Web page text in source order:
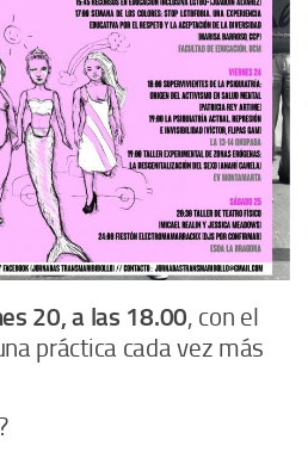
20, a las 18.00, con el
práctica cada vez más